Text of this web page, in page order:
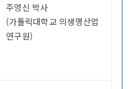
주영신 박사
(가톨릭대학교 의생명산업
연구원)